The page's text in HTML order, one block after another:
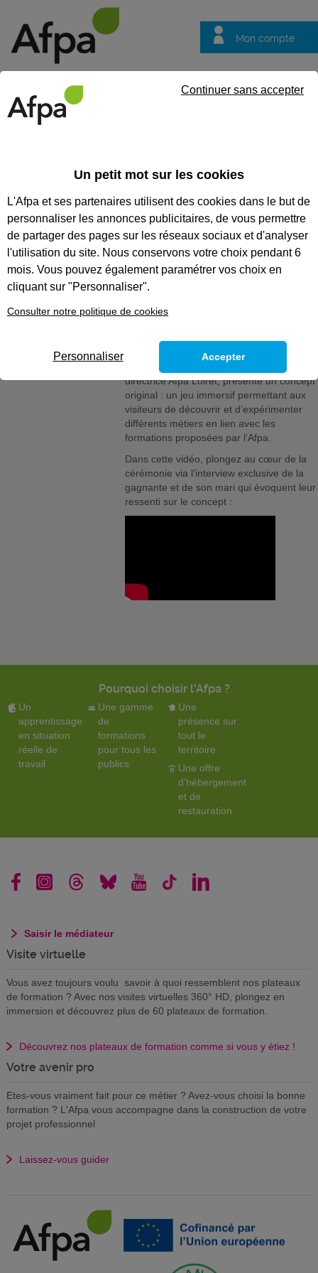
Mon compte
questions
Fil info
Remise de prix pour
la gagnante du jeu
concours JPO
d’Olivet
directrice Afpa Loiret, présente un concept
original : un jeu immersif permettant aux
visiteurs de découvrir et d’expérimenter
différents métiers en lien avec les
formations proposées par l’Afpa.
Dans cette vidéo, plongez au cœur de la
cérémonie via l’interview exclusive de la
gagnante et de son mari qui évoquent leur
ressenti sur le concept :
Pourquoi choisir l'Afpa ?
Un
apprentissage
en situation
réelle de
travail
Une gamme
de
formations
pour tous les
publics
Une
présence sur
tout le
territoire
Une offre
d'hébergement
et de
restauration
Saisir le médiateur
Visite virtuelle
Vous avez toujours voulu savoir à quoi ressemblent nos plateaux
de formation ? Avec nos visites virtuelles 360° HD, plongez en
immersion et découvrez plus de 60 plateaux de formation.
Découvrez nos plateaux de formation comme si vous y étiez !
Votre avenir pro
Etes-vous vraiment fait pour ce métier ? Avez-vous choisi la bonne
formation ? L'Afpa vous accompagne dans la construction de votre
projet professionnel
Laissez-vous guider
Un petit mot sur les cookies
L'Afpa et ses partenaires utilisent des cookies dans le but de
personnaliser les annonces publicitaires, de vous permettre
de partager des pages sur les réseaux sociaux et d'analyser
l'utilisation du site. Nous conservons votre choix pendant 6
mois. Vous pouvez également paramétrer vos choix en
cliquant sur "Personnaliser".
Consulter notre politique de cookies
Continuer sans accepter
Personnaliser Accepter